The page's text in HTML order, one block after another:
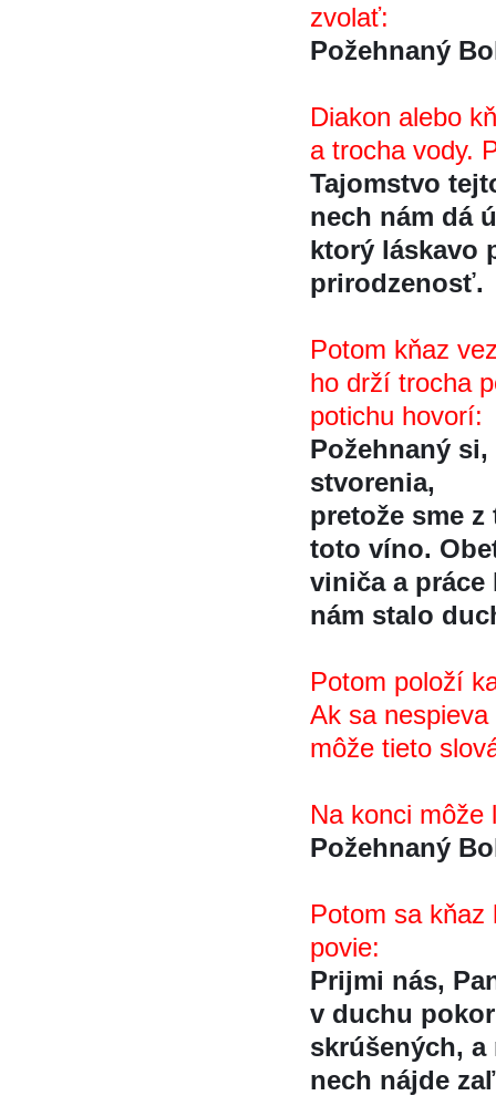
zvolať:
Požehnaný
Diakon alebo
a trocha vody.
Tajomstvo
nech nám dá
ktorý láskavo
prirodzenosť.
Potom kňaz
ho drží trocha
potichu hovorí:
Požehnaný
stvorenia,
pretože sme
toto víno.
viniča a
nám stalo
Potom položí
Ak sa
môže tieto
Na konci môže
Požehnaný
Potom sa kňaz
povie:
Prijmi nás,
v duchu
skrúšených, a
nech nájde